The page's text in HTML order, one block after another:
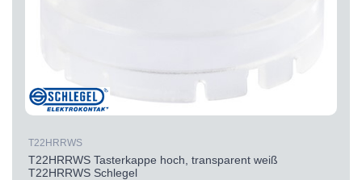
T22HRRWS
T22HRRWS Tasterkappe hoch, transparent weiß
T22HRRWS Schlegel